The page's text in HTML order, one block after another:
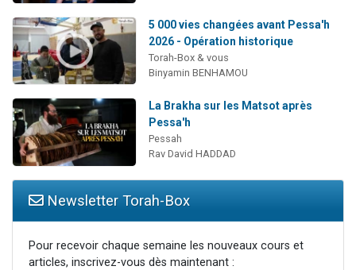
5 000 vies changées avant Pessa'h
2026 - Opération historique
Torah-Box & vous
Binyamin BENHAMOU
La Brakha sur les Matsot après
Pessa'h
Pessah
Rav David HADDAD
Newsletter Torah-Box
Pour recevoir chaque semaine les nouveaux cours et
articles, inscrivez-vous dès maintenant :